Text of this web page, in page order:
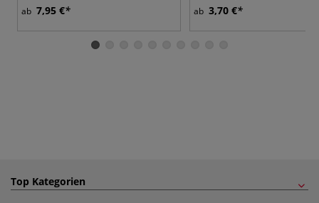
ab 7,95 € ab 3,70 €
Top Kategorien